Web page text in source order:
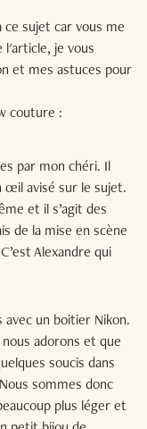
ce sujet car vous me
l'article, je vous
et mes astuces pour
couture :
par mon chéri. Il
œil avisé sur le sujet.
et il s’agit des
de la mise en scène
Alexandre qui
avec un boitier Nikon.
adorons et que
soucis dans
sommes donc
plus léger et